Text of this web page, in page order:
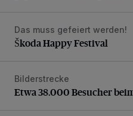
Škoda Happy Festival
Das muss gefeiert werden!
Škoda Happy Festival
Etwa 38.000 Besucher
Bilderstrecke
Etwa 38.000 Besucher